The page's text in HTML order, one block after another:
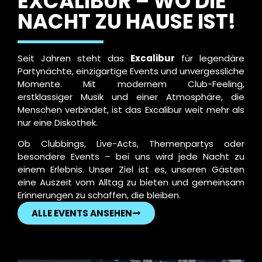
NACHT ZU HAUSE IST!
Seit Jahren steht das Excalibur für legendäre
Partynächte, einzigartige Events und unvergessliche
Momente. Mit modernem Club-Feeling,
erstklassiger Musik und einer Atmosphäre, die
Menschen verbindet, ist das Excalibur weit mehr als
nur eine Diskothek.
Ob Clubbings, Live-Acts, Themenpartys oder
besondere Events – bei uns wird jede Nacht zu
einem Erlebnis. Unser Ziel ist es, unseren Gästen
eine Auszeit vom Alltag zu bieten und gemeinsam
Erinnerungen zu schaffen, die bleiben.
ALLE EVENTS ANSEHEN